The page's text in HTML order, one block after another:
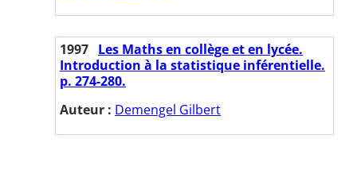
1997 Les Maths en collège et en lycée.
Introduction à la statistique inférentielle.
p. 274-280.
Auteur : Demengel Gilbert